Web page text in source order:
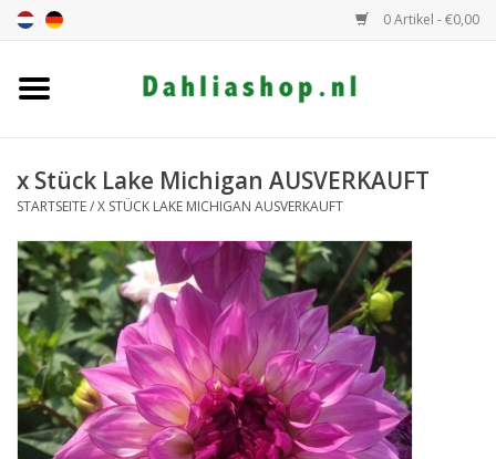
0 Artikel - €0,00
Dahlien Angebot
Dahlie Farbe
Dahlie Klasse
Geschenkgutschein
x Stück Lake Michigan AUSVERKAUFT
STARTSEITE/X STÜCK LAKE MICHIGAN AUSVERKAUFT